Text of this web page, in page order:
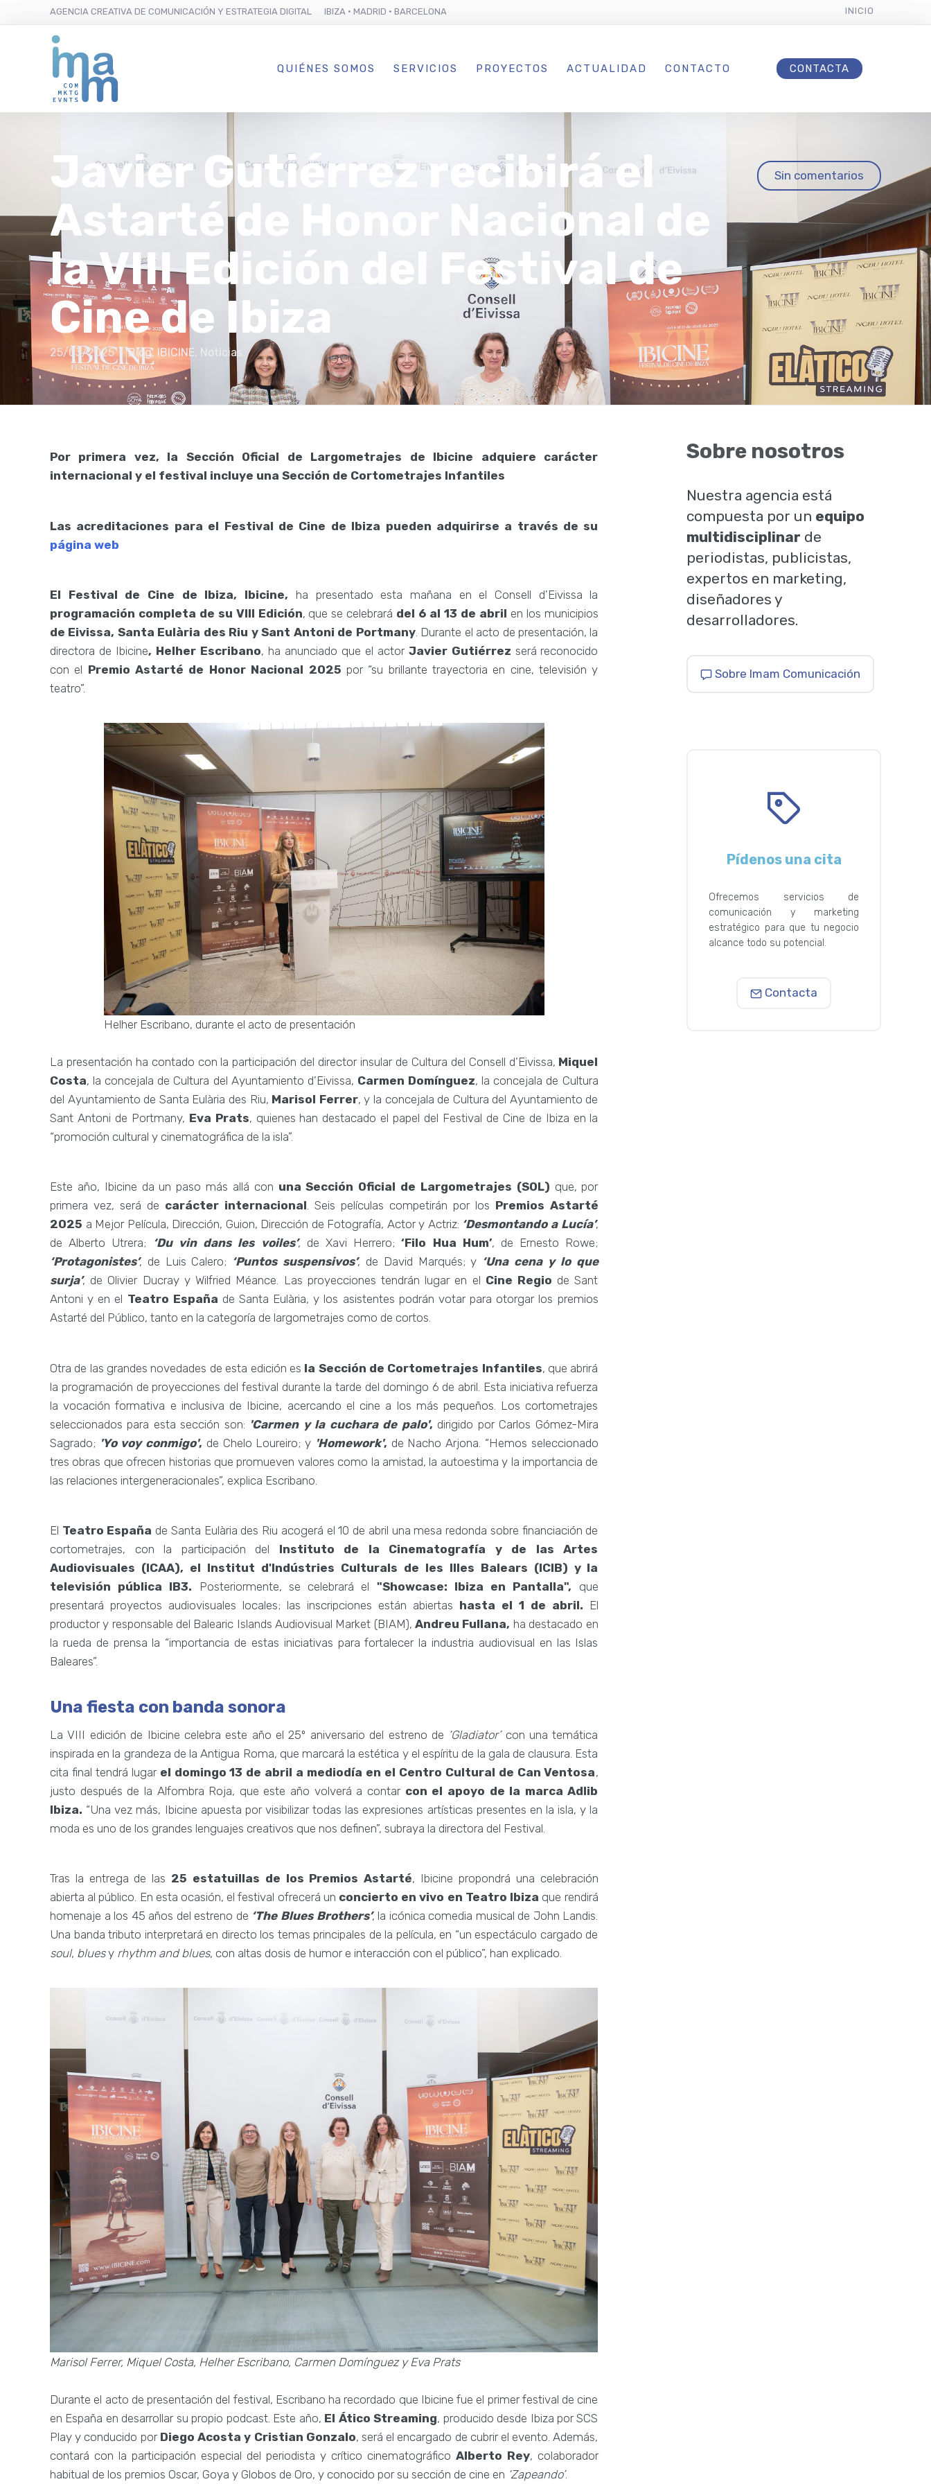
AGENCIA CREATIVA DE COMUNICACIÓN Y ESTRATEGIA DIGITAL IBIZA · MADRID · BARCELONA INICIO
QUIÉNES SOMOS SERVICIOS PROYECTOS ACTUALIDAD CONTACTO CONTACTA
Javier Gutiérrez recibirá el
Astarté de Honor Nacional de
la VIII Edición del Festival de
Cine de Ibiza
25/03/2025 Blog, IBICINE, Noticias
Sin comentarios
Por primera vez, la Sección Oficial de Largometrajes de Ibicine adquiere carácter
internacional y el festival incluye una Sección de Cortometrajes Infantiles
Las acreditaciones para el Festival de Cine de Ibiza pueden adquirirse a través de su
página web
El Festival de Cine de Ibiza, Ibicine, ha presentado esta mañana en el Consell d’Eivissa la
programación completa de su VIII Edición, que se celebrará del 6 al 13 de abril en los municipios
de Eivissa, Santa Eulària des Riu y Sant Antoni de Portmany. Durante el acto de presentación, la
directora de Ibicine, Helher Escribano, ha anunciado que el actor Javier Gutiérrez será reconocido
con el Premio Astarté de Honor Nacional 2025 por “su brillante trayectoria en cine, televisión y
teatro”.
Helher Escribano, durante el acto de presentación
La presentación ha contado con la participación del director insular de Cultura del Consell d’Eivissa, Miquel
Costa, la concejala de Cultura del Ayuntamiento d’Eivissa, Carmen Domínguez, la concejala de Cultura
del Ayuntamiento de Santa Eulària des Riu, Marisol Ferrer, y la concejala de Cultura del Ayuntamiento de
Sant Antoni de Portmany, Eva Prats, quienes han destacado el papel del Festival de Cine de Ibiza en la
“promoción cultural y cinematográfica de la isla”.
Este año, Ibicine da un paso más allá con una Sección Oficial de Largometrajes (SOL) que, por
primera vez, será de carácter internacional. Seis películas competirán por los Premios Astarté
2025 a Mejor Película, Dirección, Guion, Dirección de Fotografía, Actor y Actriz: ‘Desmontando a Lucía’,
de Alberto Utrera;
‘Du vin dans les voiles’, de Xavi Herrero;‘Filo Hua Hum’, de Ernesto Rowe;
‘Protagonistes’, de Luis Calero; ‘Puntos suspensivos’, de David Marqués; y ‘Una cena y lo que
surja’, de Olivier Ducray y Wilfried Méance. Las proyecciones tendrán lugar en el Cine Regio de Sant
Antoni y en el Teatro España de Santa Eulària, y los asistentes podrán votar para otorgar los premios
Astarté del Público, tanto en la categoría de largometrajes como de cortos.​
​Otra de las grandes novedades de esta edición es la Sección de Cortometrajes Infantiles, que abrirá
la programación de proyecciones del festival durante la tarde del domingo 6 de abril. Esta iniciativa refuerza
la vocación formativa e inclusiva de Ibicine, acercando el cine a los más pequeños. Los cortometrajes
seleccionados para esta sección son: 'Carmen y la cuchara de palo', dirigido por Carlos Gómez-Mira
Sagrado; 'Yo voy conmigo', de Chelo Loureiro; y 'Homework', de Nacho Arjona. “Hemos seleccionado
tres obras que ofrecen historias que promueven valores como la amistad, la autoestima y la importancia de
las relaciones intergeneracionales”, explica Escribano.
​El Teatro España de Santa Eulària des Riu acogerá el 10 de abril una mesa redonda sobre financiación de
cortometrajes, con la participación del Instituto de la Cinematografía y de las Artes
Audiovisuales (ICAA), el Institut d'Indústries Culturals de les Illes Balears (ICIB) y la
televisión pública IB3. Posteriormente, se celebrará el "Showcase: Ibiza en Pantalla", que
presentará proyectos audiovisuales locales; las inscripciones están abiertas hasta el 1 de abril. El
productor y responsable del Balearic Islands Audiovisual Market (BIAM),Andreu Fullana, ha destacado en
la rueda de prensa la “importancia de estas iniciativas para fortalecer la industria audiovisual en las Islas
Baleares”.
Una fiesta con banda sonora
La VIII edición de Ibicine celebra este año el 25º aniversario del estreno de ‘Gladiator’ con una temática
inspirada en la grandeza de la Antigua Roma, que marcará la estética y el espíritu de la gala de clausura. Esta
cita final tendrá lugar el domingo 13 de abril a mediodía en el Centro Cultural de Can Ventosa,
justo después de la Alfombra Roja, que este año volverá a contar con el apoyo de la marca Adlib
Ibiza. “Una vez más, Ibicine apuesta por visibilizar todas las expresiones artísticas presentes en la isla, y la
moda es uno de los grandes lenguajes creativos que nos definen”, subraya la directora del Festival.
Tras la entrega de las 25 estatuillas de los Premios Astarté, Ibicine propondrá una celebración
abierta al público. En esta ocasión, el festival ofrecerá un concierto en vivo en Teatro Ibiza que rendirá
homenaje a los 45 años del estreno de ‘The Blues Brothers’, la icónica comedia musical de John Landis.
Una banda tributo interpretará en directo los temas principales de la película, en “un espectáculo cargado de
soul, bluesy rhythm and blues, con altas dosis de humor e interacción con el público”, han explicado.
Marisol Ferrer, Miquel Costa, Helher Escribano, Carmen Domínguez y Eva Prats
Durante el acto de presentación del festival, Escribano ha recordado que Ibicine fue el primer festival de cine
en España en desarrollar su propio podcast. Este año, El Ático Streaming, producido desde Ibiza por SCS
Play y conducido por Diego Acosta y Cristian Gonzalo, será el encargado de cubrir el evento. Además,
contará con la participación especial del periodista y crítico cinematográfico Alberto Rey, colaborador
habitual de los premios Oscar, Goya y Globos de Oro, y conocido por su sección de cine en ‘Zapeando’.
Sobre nosotros
Nuestra agencia está
compuesta por un equipo
multidisciplinar de
periodistas, publicistas,
expertos en marketing,
diseñadores y
desarrolladores.
Sobre Imam Comunicación
Pídenos una cita
Ofrecemos servicios de
comunicación y marketing
estratégico para que tu negocio
alcance todo su potencial.
Contacta